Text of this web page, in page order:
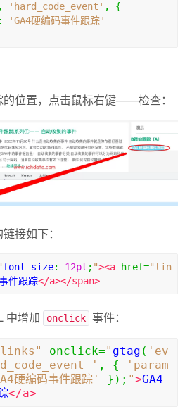
, 'hard_code_event' ,
{
:
'GA4硬编码事件跟踪'
位置，点击鼠标右键——检查：
接如下：
font-size: 12pt ; "><a href="lin
件跟踪</a></span>
中增加 onclick 事件：
onclick=" gtag ( 'ev
' , {
'param
硬编码事件跟踪' }); ">GA4
</a>